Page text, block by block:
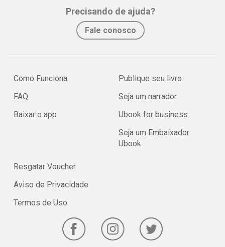
Precisando de ajuda?
Fale conosco
Como Funciona
FAQ
Baixar o app
Publique seu livro
Seja um narrador
Ubook for business
Seja um Embaixador
Ubook
Resgatar Voucher
Aviso de Privacidade
Termos de Uso